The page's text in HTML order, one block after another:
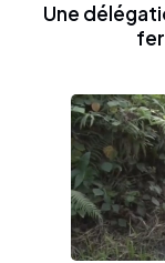
Une